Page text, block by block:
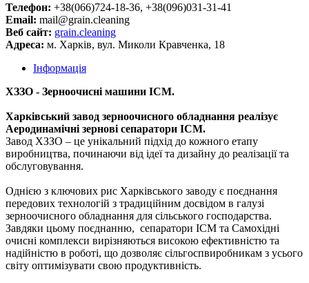
Телефон: +38(066)724-18-36, +38(096)031-31-41
Email: mail@grain.cleaning
Веб сайт: grain.cleaning
Адреса: м. Харків, вул. Миколи Кравченка, 18
Інформація
ХЗЗО - Зерноочисні машини ІСМ.
Харківський завод зерноочисного обладнання реалізує
Аеродинамічні зернові сепаратори ІСМ.
Завод ХЗЗО – це унікальний підхід до кожного етапу
виробництва, починаючи від ідеї та дизайну до реалізації та
обслуговування.
Однією з ключових рис Харківського заводу є поєднання
передових технологій з традиційним досвідом в галузі
зерноочисного обладнання для сільського господарства.
Завдяки цьому поєднанню, сепаратори ІСМ та Самохідні
очисні комплекси вирізняються високою ефективністю та
надійністю в роботі, що дозволяє сільгоспвиробникам з усього
світу оптимізувати свою продуктивність.